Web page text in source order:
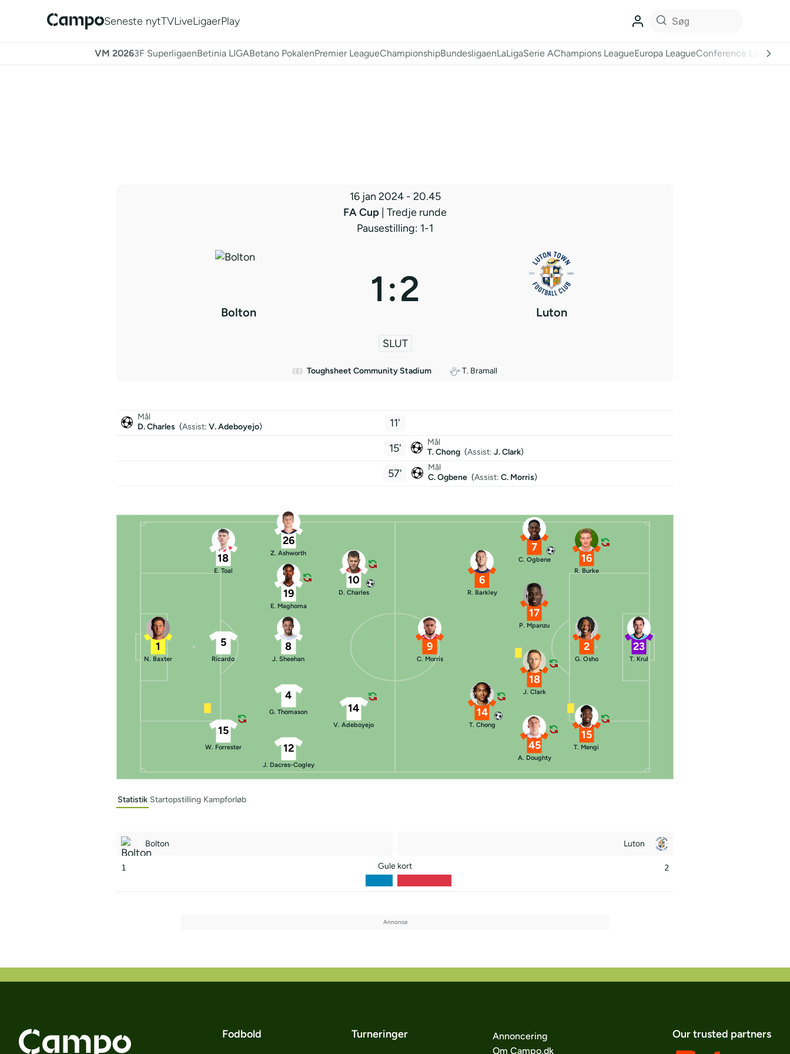
Seneste nytTVLiveLigaerPlay
VM 20263F SuperligaenBetinia LIGABetano PokalenPremier LeagueChampionshipBundesligaenLaLigaSerie AChampions LeagueEuropa LeagueConference League
16 jan 2024 - 20.45
FA Cup | Tredje runde
Pausestilling: 1-1
Bolton
1:2
Luton
SLUT
Toughsheet Community Stadium T. Bramall
Mål
D. Charles (Assist: V. Adeboyejo)
11'
15'
Mål
T. Chong (Assist: J. Clark)
57'
Mål
C. Ogbene (Assist: C. Morris)
1
N. Baxter
18
E. Toal
5
Ricardo
15
W. Forrester
26
Z. Ashworth
19
E. Maghoma
8
J. Sheehan
4
G. Thomason
12
J. Dacres-Cogley
10
D. Charles
14
V. Adeboyejo
23
T. Krul
15
T. Mengi
2
G. Osho
16
R. Burke
45
A. Doughty
18
J. Clark
17
P. Mpanzu
7
C. Ogbene
14
T. Chong
6
R. Barkley
9
C. Morris
Statistik Startopstilling Kampforløb
Bolton Luton
1 Gule kort 2
Fodbold Turneringer
Annoncering
Om Campo.dk
Our trusted partners